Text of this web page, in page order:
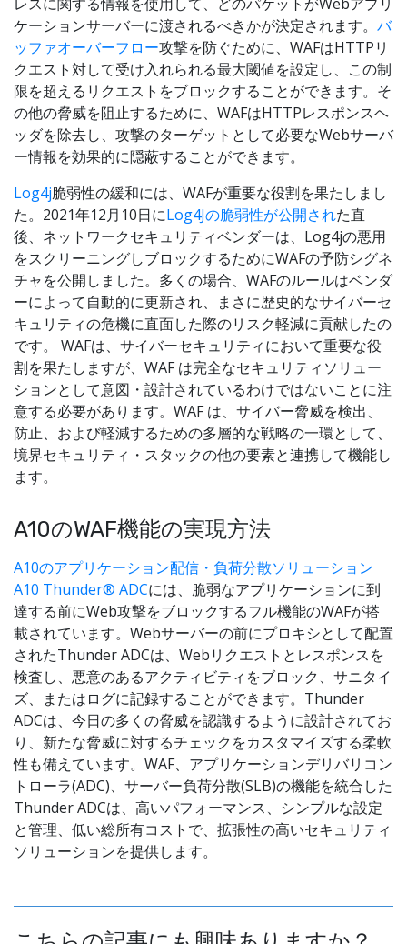
ケーションサーバーに渡されるべきかが決定されます。 バ
ッファオーバーフロー攻撃を防ぐために、WAFはHTTPリ
クエスト対して受け入れられる最大閾値を設定し、この制
限を超えるリクエストをブロックすることができます。そ
の他の脅威を阻止するために、WAFはHTTPレスポンスヘ
ッダを除去し、攻撃のターゲットとして必要なWebサーバ
ー情報を効果的に隠蔽することができます。
Log4j脆弱性の緩和には、WAFが重要な役割を果たしまし
た。2021年12月10日にLog4Jの脆弱性が公開された直
後、ネットワークセキュリティベンダーは、Log4jの悪用
をスクリーニングしブロックするためにWAFの予防シグネ
チャを公開しました。多くの場合、WAFのルールはベンダ
ーによって自動的に更新され、まさに歴史的なサイバーセ
キュリティの危機に直面した際のリスク軽減に貢献したの
です。 WAFは、サイバーセキュリティにおいて重要な役
割を果たしますが、WAF は完全なセキュリティソリュー
ションとして意図・設計されているわけではないことに注
意する必要があります。WAF は、サイバー脅威を検出、
防止、および軽減するための多層的な戦略の一環として、
境界セキュリティ・スタックの他の要素と連携して機能し
ます。
A10のWAF機能の実現方法
A10のアプリケーション配信・負荷分散ソリューション
A10 Thunder® ADCには、脆弱なアプリケーションに到
達する前にWeb攻撃をブロックするフル機能のWAFが搭
載されています。Webサーバーの前にプロキシとして配置
されたThunder ADCは、Webリクエストとレスポンスを
検査し、悪意のあるアクティビティをブロック、サニタイ
ズ、またはログに記録することができます。Thunder
ADCは、今日の多くの脅威を認識するように設計されてお
り、新たな脅威に対するチェックをカスタマイズする柔軟
性も備えています。WAF、アプリケーションデリバリコン
トローラ(ADC)、サーバー負荷分散(SLB)の機能を統合した
Thunder ADCは、高いパフォーマンス、シンプルな設定
と管理、低い総所有コストで、拡張性の高いセキュリティ
ソリューションを提供します。